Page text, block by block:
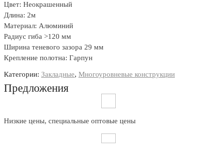
Цвет: Неокрашенный
Длина: 2м
Материал: Алюминий
Радиус гиба >120 мм
Ширина теневого зазора 29 мм
Крепление полотна: Гарпун
Категории: Закладные, Многоуровневые конструкции
Предложения
Низкие цены, специальные оптовые цены